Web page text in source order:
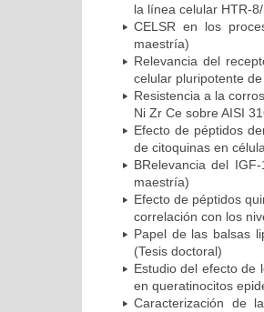
la línea celular HTR-
CELSR en los
maestría)
Relevancia del
celular pluripotente
Resistencia a la
Ni Zr Ce sobre AISI
Efecto de péptidos
de citoquinas en
BRelevancia del
maestría)
Efecto de péptidos
correlación con los
Papel de las balsas
(Tesis doctoral)
Estudio del efecto de
en queratinocitos
Caracterización de